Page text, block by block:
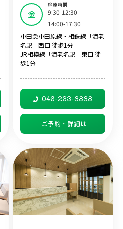
金
診療時間
9:30-12:30
14:00-17:30
小田急小田原線・相鉄線「海老
名駅」西口 徒歩1分
JR相模線「海老名駅」東口 徒
歩1分
046-233-8888
ご予約・詳細は